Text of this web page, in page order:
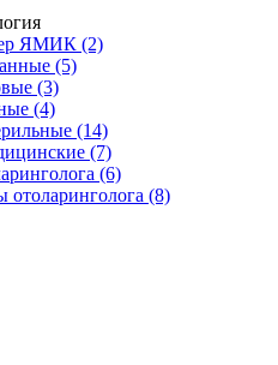
ЯМИК (2)
(5)
(3)
(4)
(14)
(7)
(6)
отоларинголога (8)